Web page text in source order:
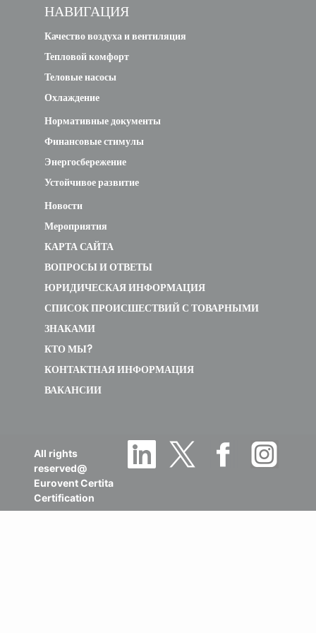
НАВИГАЦИЯ
Качество воздуха и вентиляция
Тепловой комфорт
Теловые насосы
Охлаждение
Нормативные документы
Финансовые стимулы
Энергосбережение
Устойчивое развитие
Новости
Мероприятия
КАРТА САЙТА
ВОПРОСЫ И ОТВЕТЫ
ЮРИДИЧЕСКАЯ ИНФОРМАЦИЯ
СПИСОК ПРОИСШЕСТВИЙ С ТОВАРНЫМИ
ЗНАКАМИ
КТО МЫ?
КОНТАКТНАЯ ИНФОРМАЦИЯ
ВАКАНСИИ
All rights
reserved@
Eurovent Certita
Certification